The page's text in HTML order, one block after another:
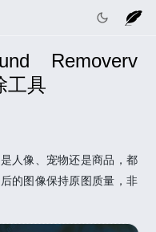
记录线
Removerv
工具
人像、宠物还是商品，都
的图像保持原图质量，非